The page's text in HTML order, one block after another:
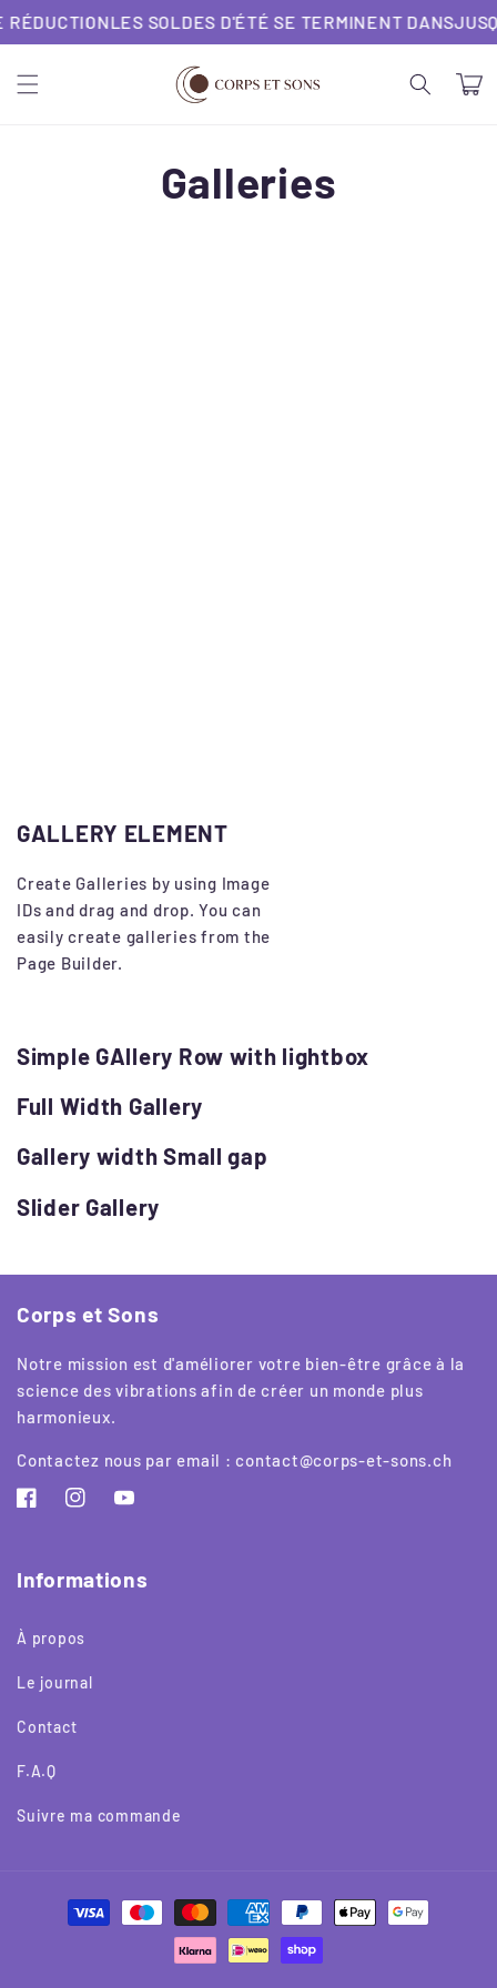
passer
au
LES SOLDES D'ÉTÉ SE TERMINENT DANS
Panier
Galleries
GALLERY ELEMENT
Create Galleries by using Image
IDs and drag and drop. You can
easily create galleries from the
Page Builder.
Simple GAllery Row with lightbox
Full Width Gallery
Gallery width Small gap
Slider Gallery
Corps et Sons
Notre mission est d'améliorer votre bien-être grâce à la
science des vibrations afin de créer un monde plus
harmonieux.
Contactez nous par email : contact@corps-et-sons.ch
FacebookInstagramYouTube
Informations
À propos
Le journal
Contact
F.A.Q
Suivre ma commande
Moyens